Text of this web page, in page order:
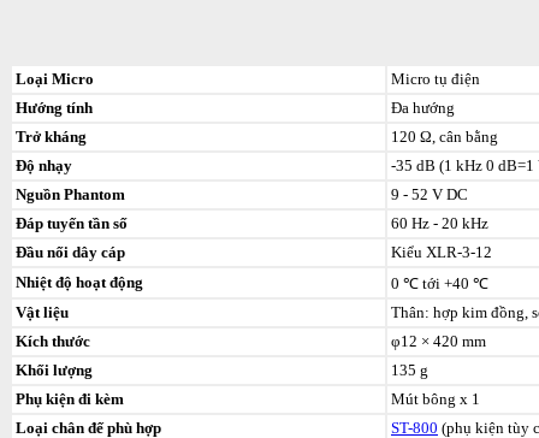
Loại Micro
Micro tụ điện
Hướng tính
Đa hướng
Trở kháng
120 Ω, cân bằng
Độ nhạy
-35 dB (1 kHz 0 dB=1
Nguồn Phantom
9 - 52 V DC
Đáp tuyến tần số
60 Hz - 20 kHz
Đầu nối dây cáp
Kiểu XLR-3-12
Nhiệt độ hoạt động
0 ℃ tới +40 ℃
Vật liệu
Thân: hợp kim đồng,
Kích thước
φ12 × 420 mm
Khối lượng
135 g
Phụ kiện đi kèm
Mút bông x 1
Loại chân đế phù hợp
ST-800 (phụ kiện tùy